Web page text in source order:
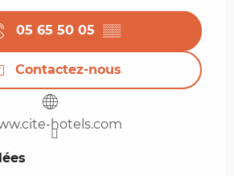
05 65 50 05 ▒▒
Contactez-nous
hotels.com